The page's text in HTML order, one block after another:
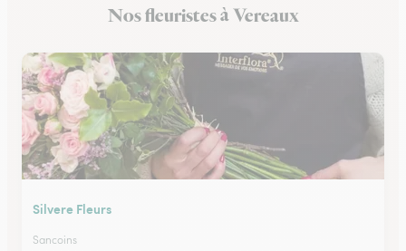
Fleuristes à Mehun-sur-Yèvre
Nos fleuristes à Vereaux
Silvere Fleurs
Sancoins